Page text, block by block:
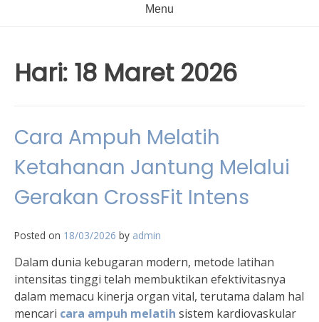
Menu
Hari: 18 Maret 2026
Cara Ampuh Melatih
Ketahanan Jantung Melalui
Gerakan CrossFit Intens
Posted on 18/03/2026 by admin
Dalam dunia kebugaran modern, metode latihan
intensitas tinggi telah membuktikan efektivitasnya
dalam memacu kinerja organ vital, terutama dalam hal
mencari cara ampuh melatih sistem kardiovaskular